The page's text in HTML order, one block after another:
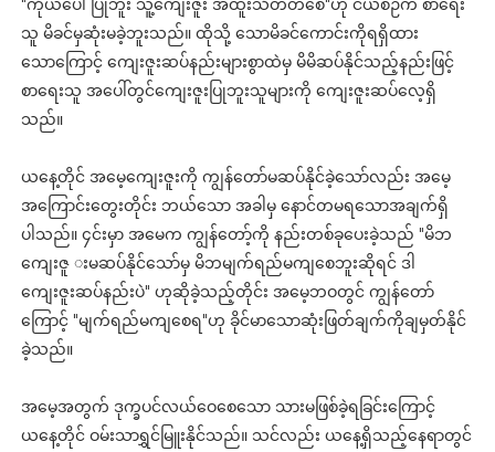
"ကိုယ်ပေါ်ပြုဘူး သူ့ကျေးဇူး အထူးသိတတ်စေ"ဟု ငယ်စဉ်က စာရေး
သူ မိခင်မှဆုံးမခဲ့ဘူးသည်။ ထိုသို့ သောမိခင်ကောင်းကိုရရှိထား
သောကြောင့် ကျေးဇူးဆပ်နည်းများစွာထဲမှ မိမိဆပ်နိုင်သည့်နည်းဖြင့်
စာရေးသူ အပေါ်တွင်ကျေးဇူးပြုဘူးသူများကို ကျေးဇူးဆပ်လေ့ရှိ
သည်။
ယနေ့တိုင် အမေ့ကျေးဇူးကို ကျွန်တော်မဆပ်နိုင်ခဲ့သော်လည်း အမေ့
အကြောင်းတွေးတိုင်း ဘယ်သော အခါမှ နောင်တမရသောအချက်ရှိ
ပါသည်။ ၄င်းမှာ အမေက ကျွန်တော့်ကို နည်းတစ်ခုပေးခဲ့သည် "မိဘ
ကျေးဇူ းမဆပ်နိုင်သော်မှ မိဘမျက်ရည်မကျစေဘူးဆိုရင် ဒါ
ကျေးဇူးဆပ်နည်းပဲ" ဟုဆိုခဲ့သည့်တိုင်း အမေ့ဘဝတွင် ကျွန်တော်
ကြောင့် "မျက်ရည်မကျစေရ"ဟု ခိုင်မာသောဆုံးဖြတ်ချက်ကိုချမှတ်နိုင်
ခဲ့သည်။
အမေ့အတွက် ဒုက္ခပင်လယ်ဝေစေသော သားမဖြစ်ခဲ့ရခြင်းကြောင့်
ယနေ့တိုင် ဝမ်းသာရွှင်မြူးနိုင်သည်။ သင်လည်း ယနေ့ရှိသည့်နေရာတွင်